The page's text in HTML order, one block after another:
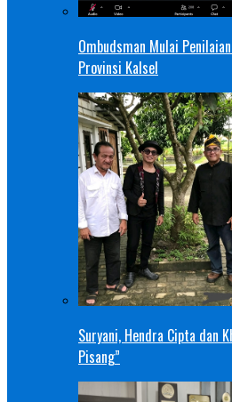
Ombudsman Mulai
Provinsi Kalsel
Suryani, Hendra Cipta dan
Pisang”